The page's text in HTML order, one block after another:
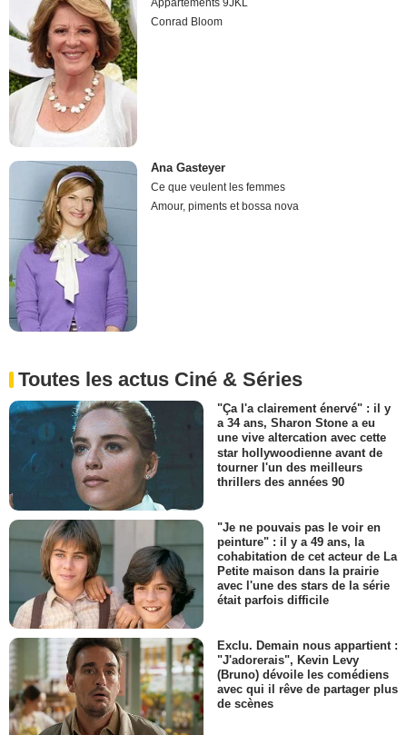
Conrad Bloom
Ana Gasteyer
Ce que veulent les femmes
Amour, piments et bossa nova
Toutes les actus Ciné & Séries
"Ça l'a clairement énervé" : il y
a 34 ans, Sharon Stone a eu
une vive altercation avec cette
star hollywoodienne avant de
tourner l'un des meilleurs
thrillers des années 90
"Je ne pouvais pas le voir en
peinture" : il y a 49 ans, la
cohabitation de cet acteur de La
Petite maison dans la prairie
avec l'une des stars de la série
était parfois difficile
Exclu. Demain nous appartient :
"J'adorerais", Kevin Levy
(Bruno) dévoile les comédiens
avec qui il rêve de partager plus
de scènes